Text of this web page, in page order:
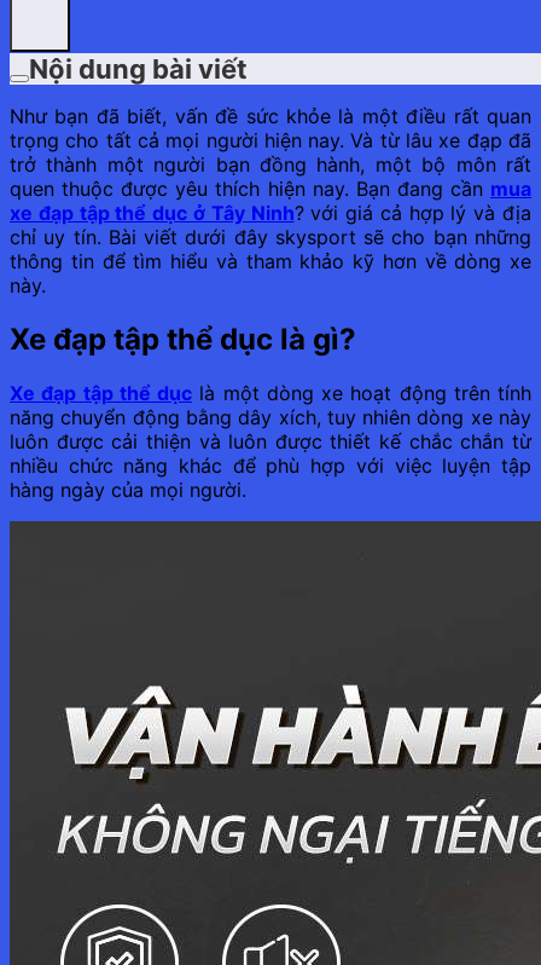
Nội dung bài viết
Như bạn đã biết, vấn đề sức khỏe là một điều rất quan
trọng cho tất cả mọi người hiện nay. Và từ lâu xe đạp đã
trở thành một người bạn đồng hành, một bộ môn rất
quen thuộc được yêu thích hiện nay. Bạn đang cần mua
xe đạp tập thể dục ở Tây Ninh? với giá cả hợp lý và địa
chỉ uy tín. Bài viết dưới đây skysport sẽ cho bạn những
thông tin để tìm hiểu và tham khảo kỹ hơn về dòng xe
này.
Xe đạp tập thể dục là gì?
Xe đạp tập thể dục là một dòng xe hoạt động trên tính
năng chuyển động bằng dây xích, tuy nhiên dòng xe này
luôn được cải thiện và luôn được thiết kế chắc chắn từ
nhiều chức năng khác để phù hợp với việc luyện tập
hàng ngày của mọi người.